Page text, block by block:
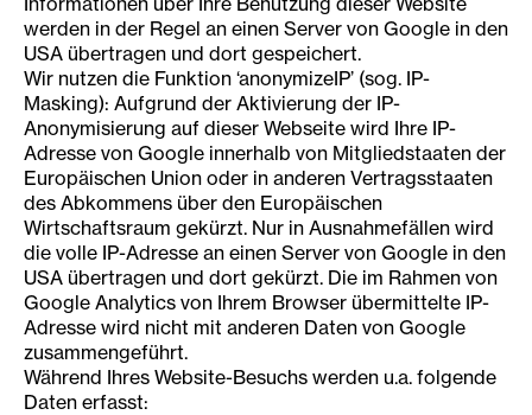
werden in der Regel an einen Server von Google in den
USA übertragen und dort gespeichert.
Wir nutzen die Funktion ‘anonymizeIP’ (sog. IP-
Masking): Aufgrund der Aktivierung der IP-
Anonymisierung auf dieser Webseite wird Ihre IP-
Adresse von Google innerhalb von Mitgliedstaaten der
Europäischen Union oder in anderen Vertragsstaaten
des Abkommens über den Europäischen
Wirtschaftsraum gekürzt. Nur in Ausnahmefällen wird
die volle IP-Adresse an einen Server von Google in den
USA übertragen und dort gekürzt. Die im Rahmen von
Google Analytics von Ihrem Browser übermittelte IP-
Adresse wird nicht mit anderen Daten von Google
zusammengeführt.
Während Ihres Website-Besuchs werden u.a. folgende
Daten erfasst: